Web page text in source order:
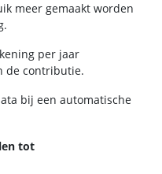
meer gemaakt worden
per jaar
de contributie.
bij een automatische
tot